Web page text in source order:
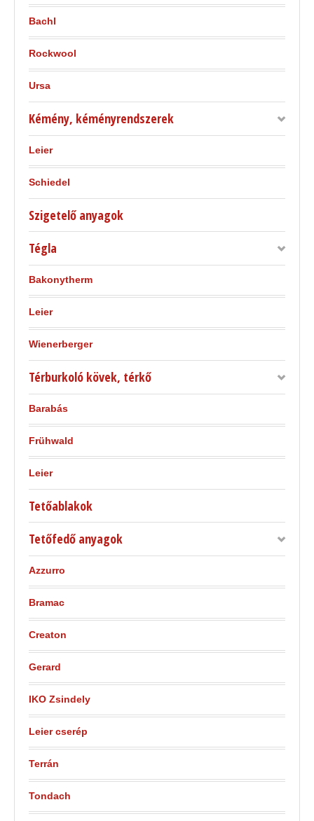
Bachl
Rockwool
Ursa
Kémény, kéményrendszerek
Leier
Schiedel
Szigetelő anyagok
Tégla
Bakonytherm
Leier
Wienerberger
Térburkoló kövek, térkő
Barabás
Frühwald
Leier
Tetőablakok
Tetőfedő anyagok
Azzurro
Bramac
Creaton
Gerard
IKO Zsindely
Leier cserép
Terrán
Tondach